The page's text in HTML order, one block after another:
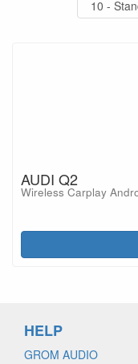
AUDI Q2
Wireless Carplay
HELP
GROM AUDIO